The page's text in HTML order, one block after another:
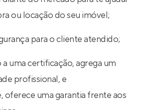
ou locação do seu imóvel;
para o cliente atendido;
uma certificação, agrega um
profissional, e
oferece uma garantia frente aos